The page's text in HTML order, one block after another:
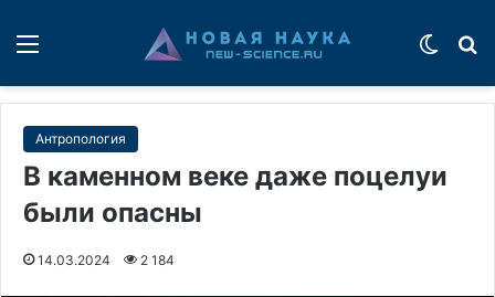
Антропология
В каменном веке даже поцелуи
были опасны
14.03.2024 2 184